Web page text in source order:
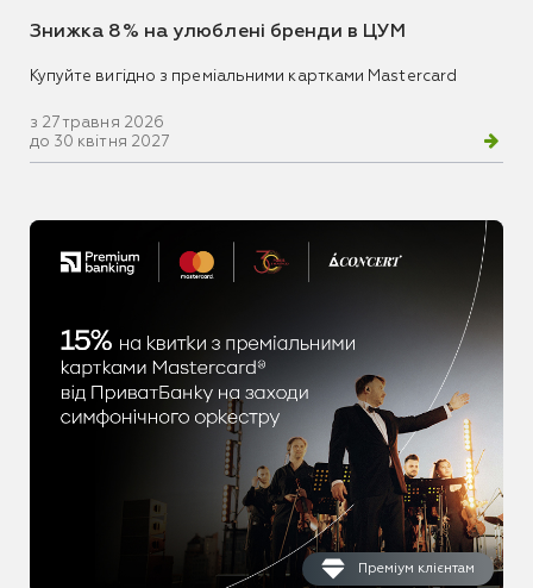
Знижка 8% на улюблені бренди в ЦУМ
Купуйте вигідно з преміальними картками Mastercard
з 27 травня 2026
до 30 квітня 2027
Преміум клієнтам